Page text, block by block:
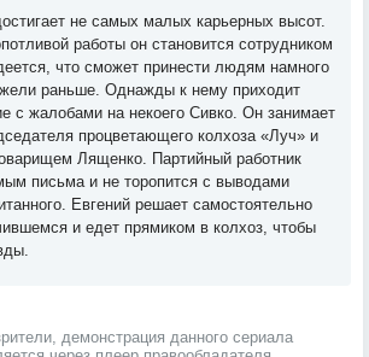
не самых малых карьерных высот.
работы он становится сотрудником
что сможет принести людям намного
раньше. Однажды к нему приходит
с жалобами на некоего Сивко. Он занимает
процветающего колхоза «Луч» и
Лященко. Партийный работник
письма и не торопится с выводами
Евгений решает самостоятельно
и едет прямиком в колхоз, чтобы
демонстрация данного сериала